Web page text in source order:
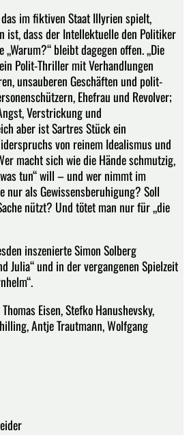
im fiktiven Staat Illyrien spielt,
ist, dass der Intellektuelle den Politiker
„Warum?“ bleibt dagegen offen. „Die
Polit-Thriller mit Verhandlungen
unsauberen Geschäften und polit-
Ehefrau und Revolver;
Verstrickung und
aber ist Sartres Stück ein
von reinem Idealismus und
macht sich wie die Hände schmutzig,
tun“ will – und wer nimmt im
nur als Gewissensberuhigung? Soll
nützt? Und tötet man nur für „die
inszenierte Simon Solberg
Julia“ und in der vergangenen Spielzeit
Eisen, Stefko Hanushevsky,
Antje Trautmann, Wolfgang